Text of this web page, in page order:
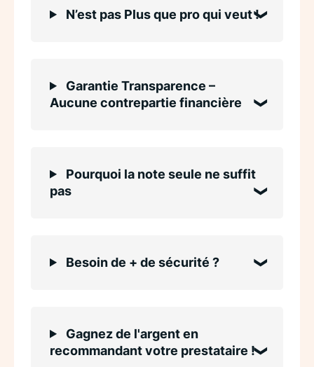
N’est pas Plus que pro qui veut !
Garantie Transparence –
Aucune contrepartie financière
Pourquoi la note seule ne suffit
pas
Besoin de + de sécurité ?
Gagnez de l'argent en
recommandant votre prestataire !